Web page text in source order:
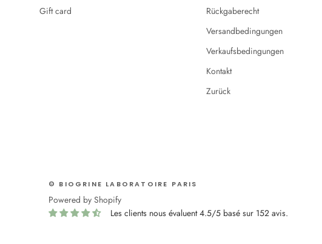
Gift card
Rückgaberecht
Versandbedingungen
Verkaufsbedingungen
Kontakt
Zurück
© BIOGRINE LABORATOIRE PARIS
Powered by Shopify
Les clients nous évaluent 4.5/5 basé sur 152 avis.